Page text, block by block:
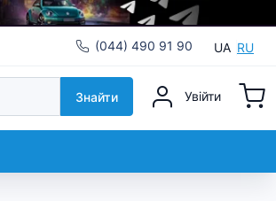
(044) 490 91 90 UA RU
Знайти Увійти